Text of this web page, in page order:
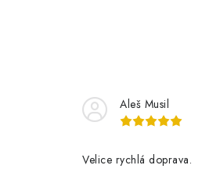
Aleš Musil
Velice rychlá doprava.